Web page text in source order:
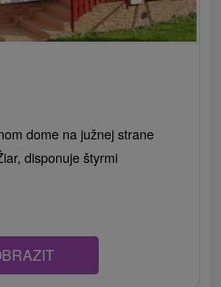
dome na južnej strane
disponuje štyrmi